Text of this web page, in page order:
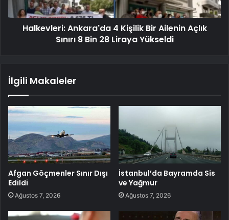
Halkevleri: Ankara'da 4 Kişilik Bir Ailenin Açlık
Sınırı 8 Bin 28 Liraya Yükseldi
İlgili Makaleler
Afgan Göçmenler Sınır Dışı
Edildi
Ağustos 7, 2026
İstanbul’da Bayramda Sis
ve Yağmur
Ağustos 7, 2026